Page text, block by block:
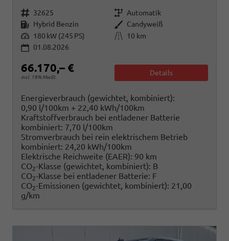
Fahrzeugnr. 32625 Getriebe Automatik
Kraftstoff Hybrid Benzin Außenfarbe Candyweiß
Leistung 180 kW (245 PS) Kilometerstand
10 km
01.08.2026
66.170,– €
incl. 19% MwSt.
Details
Energieverbrauch (gewichtet, kombiniert):
0,90 l/100km + 22,40 kWh/100km
Kraftstoffverbrauch bei entladener Batterie
kombiniert: 7,70 l/100km
Stromverbrauch bei rein elektrischem Betrieb
kombiniert: 24,20 kWh/100km
Elektrische Reichweite (EAER): 90 km
CO2-Klasse (gewichtet, kombiniert): B
CO2-Klasse bei entladener Batterie: F
CO2-Emissionen (gewichtet, kombiniert): 21,00
g/km